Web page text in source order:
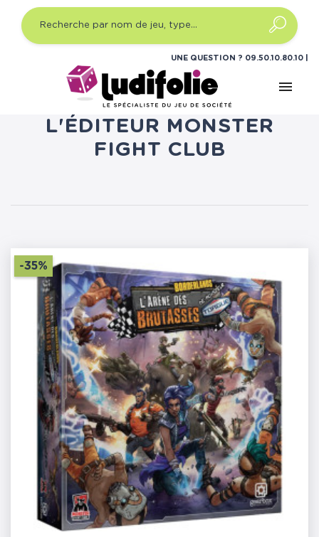
UNE QUESTION ? 09.50.10.80.10
menu
LISTE DES PRODUITS DE
L'ÉDITEUR MONSTER
FIGHT CLUB
-35%